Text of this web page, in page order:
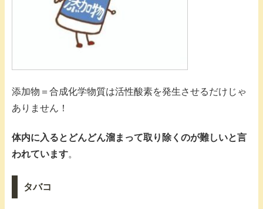
添加物＝合成化学物質は活性酸素を発生させるだけじゃ
ありません！
体内に入るとどんどん溜まって取り除くのが難しいと言
われています。
タバコ